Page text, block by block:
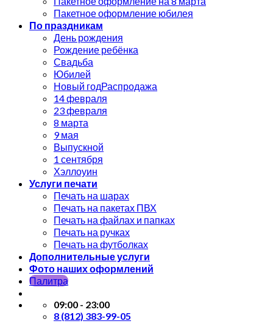
Пакетное оформление юбилея
По праздникам
День рождения
Рождение ребёнка
Свадьба
Юбилей
Новый год
14 февраля
23 февраля
8 марта
9 мая
Выпускной
1 сентября
Хэллоуин
Услуги печати
Печать на шарах
Печать на пакетах ПВХ
Печать на файлах и папках
Печать на ручках
Печать на футболках
Дополнительные услуги
Фото наших оформлений
Палитра
09:00 - 23:00
8 (812) 383-99-05